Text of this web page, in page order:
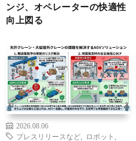
ンジ、オペレーターの快適性
向上図る
2026.08.06
プレスリリースなど
ロボット